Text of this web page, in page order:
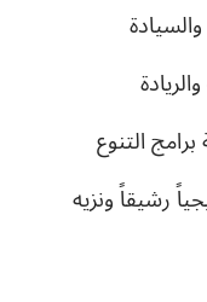
التنوع
رشيقاً ونزيه